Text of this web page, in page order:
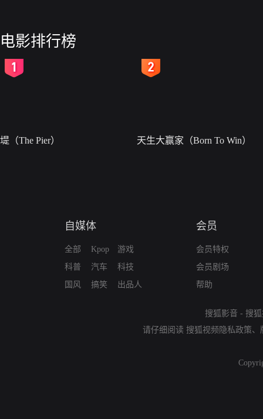
电影排行榜
堤（The Pier） 天生大赢家（Born To Win）
自媒体
全部
科普
国风
Kpop
汽车
搞笑
游戏
科技
出品人
会员
会员特权
会员剧场
帮助
搜狐影音 - 搜
请仔细阅读 搜狐视频隐私政策、